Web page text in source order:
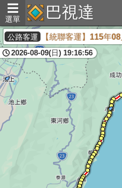
選單 巴視達
公路客運 【統聯客運】115年
2026-08-09(日) 19:16:56